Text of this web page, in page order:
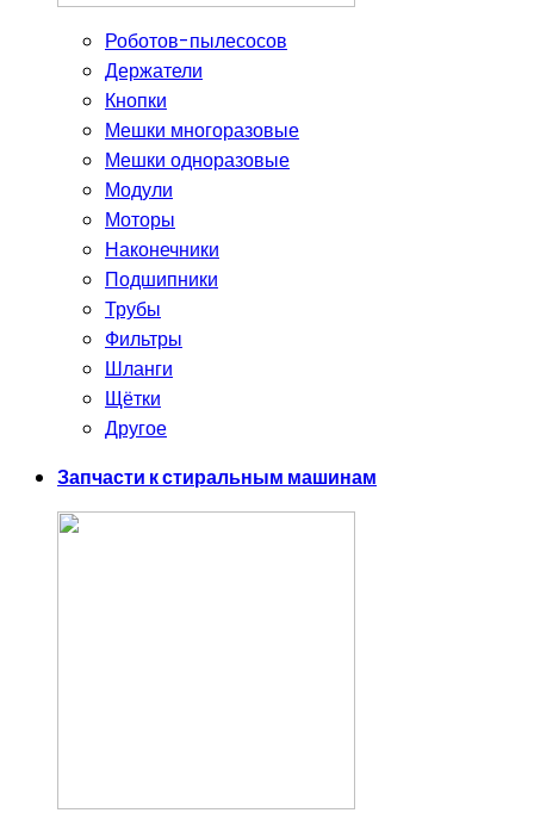
Роботов-пылесосов
Держатели
Кнопки
Мешки многоразовые
Мешки одноразовые
Модули
Моторы
Наконечники
Подшипники
Трубы
Фильтры
Шланги
Щётки
Другое
Запчасти к стиральным машинам